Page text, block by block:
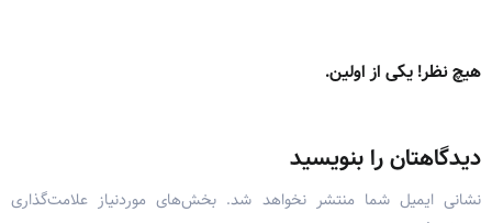
هیچ نظر! یکی از اولین.
دیدگاهتان را بنویسید
نشانی ایمیل شما منتشر نخواهد شد. بخش‌های موردنیاز علامت‌گذاری